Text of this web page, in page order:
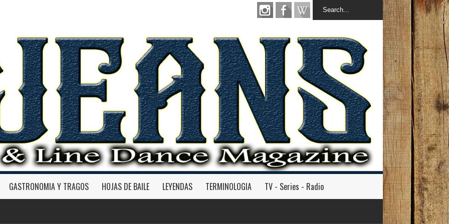
GASTRONOMIA Y TRAGOS HOJAS DE BAILE LEYENDAS TERMINOLOGIA TV - Series - Radio